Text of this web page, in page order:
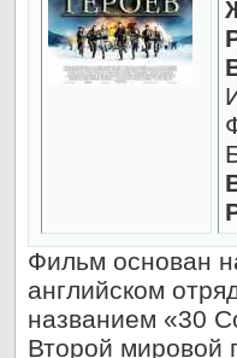
Фильм основан
английском
названием «30
Второй мировой